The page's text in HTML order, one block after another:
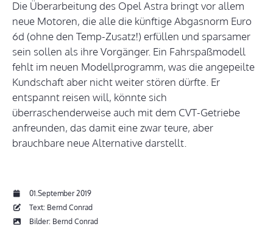
Die Überarbeitung des Opel Astra bringt vor allem
neue Motoren, die alle die künftige Abgasnorm Euro
6d (ohne den Temp-Zusatz!) erfüllen und sparsamer
sein sollen als ihre Vorgänger. Ein Fahrspaßmodell
fehlt im neuen Modellprogramm, was die angepeilte
Kundschaft aber nicht weiter stören dürfte. Er
entspannt reisen will, könnte sich
überraschenderweise auch mit dem CVT-Getriebe
anfreunden, das damit eine zwar teure, aber
brauchbare neue Alternative darstellt.
01.September 2019
Text: Bernd Conrad
Bilder: Bernd Conrad